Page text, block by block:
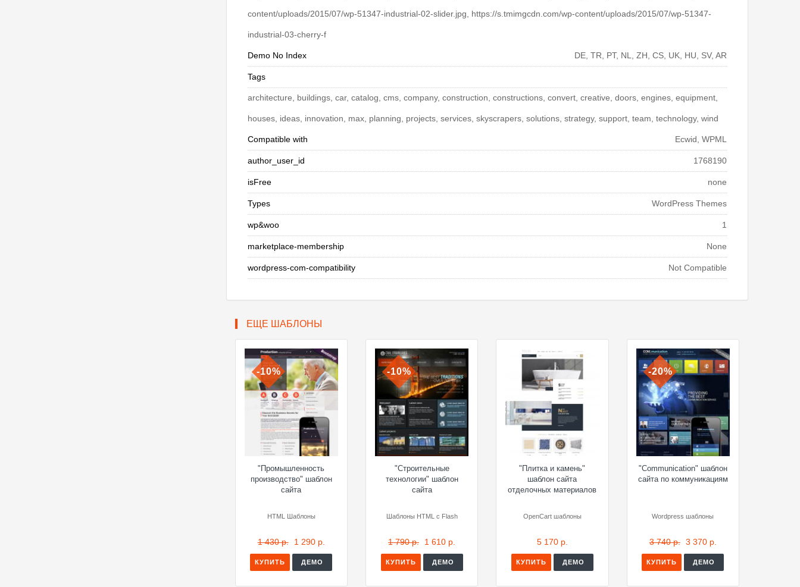
content/uploads/2015/07/wp-51347-industrial-02-slider.jpg, https://s.tmimgcdn.com/wp-content/uploads/2015/07/wp-51347-
industrial-03-cherry-f
Demo No Index DE, TR, PT, NL, ZH, CS, UK, HU, SV, AR
Tags
architecture, buildings, car, catalog, cms, company, construction, constructions, convert, creative, doors, engines, equipment,
houses, ideas, innovation, max, planning, projects, services, skyscrapers, solutions, strategy, support, team, technology, wind
Compatible with Ecwid, WPML
author_user_id 1768190
isFree none
Types WordPress Themes
wp&woo 1
marketplace-membership None
wordpress-com-compatibility Not Compatible
ЕЩЕ ШАБЛОНЫ
-10%
"Промышленность
производство" шаблон
сайта
HTML Шаблоны
1 430 р. 1 290 р.
КУПИТЬ ДЕМО
-10%
"Строительные
технологии" шаблон
сайта
Шаблоны HTML с Flash
1 790 р. 1 610 р.
КУПИТЬ ДЕМО
"Плитка и камень"
шаблон сайта
отделочных материалов
OpenCart шаблоны
5 170 р.
КУПИТЬ ДЕМО
-20%
"Communication" шаблон
сайта по коммуникациям
Wordpress шаблоны
3 740 р. 3 370 р.
КУПИТЬ ДЕМО